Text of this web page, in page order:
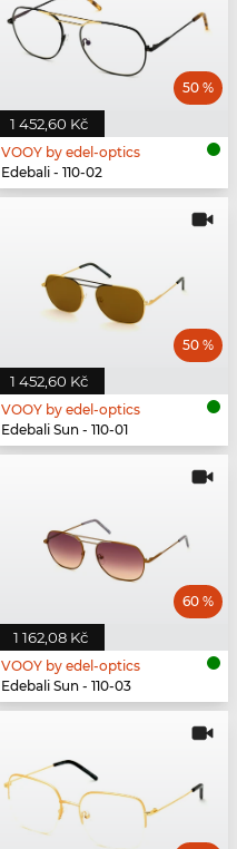
1 452,60 Kč
50 %
VOOY by edel-optics
Edebali - 110-02
1 452,60 Kč
50 %
VOOY by edel-optics
Edebali Sun - 110-01
1 162,08 Kč
60 %
VOOY by edel-optics
Edebali Sun - 110-03